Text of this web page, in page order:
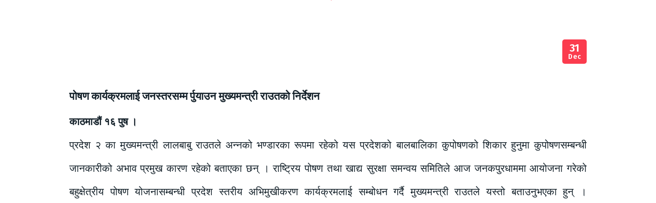
31
Dec
पोषण कार्यक्रमलाई जनस्तरसम्म र्पुयाउन मुख्यमन्त्री राउतको निर्देशन
काठमाडौं १६ पुष ।
प्रदेश २ का मुख्यमन्त्री लालबाबु राउतले अन्नको भण्डारका रूपमा रहेको यस प्रदेशको बालबालिका कुपोषणको शिकार हुनुमा कुपोषणसम्बन्धी
जानकारीको अभाव प्रमुख कारण रहेको बताएका छन् । राष्ट्रिय पोषण तथा खाद्य सुरक्षा समन्वय समितिले आज जनकपुरधाममा आयोजना गरेको
बहुक्षेत्रीय पोषण योजनासम्बन्धी प्रदेश स्तरीय अभिमुखीकरण कार्यक्रमलाई सम्बोधन गर्दै मुख्यमन्त्री राउतले यस्तो बताउनुभएका हुन् ।